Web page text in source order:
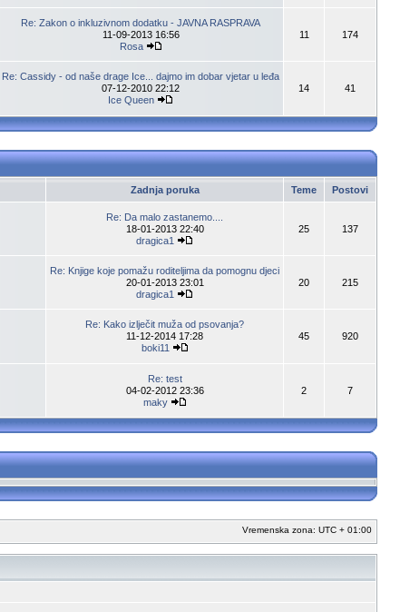
Re: Zakon o inkluzivnom dodatku - JAVNA RASPRAVA
11-09-2013 16:56
Rosa
11 174
Re: Cassidy - od naše drage Ice... dajmo im dobar vjetar u leđa
07-12-2010 22:12
Ice Queen
14 41
Zadnja poruka Teme Postovi
Re: Da malo zastanemo....
18-01-2013 22:40
dragica1
25 137
Re: Knjige koje pomažu roditeljima da pomognu djeci
20-01-2013 23:01
dragica1
20 215
Re: Kako izlječit muža od psovanja?
11-12-2014 17:28
boki11
45 920
Re: test
04-02-2012 23:36
maky
2 7
Vremenska zona: UTC + 01:00